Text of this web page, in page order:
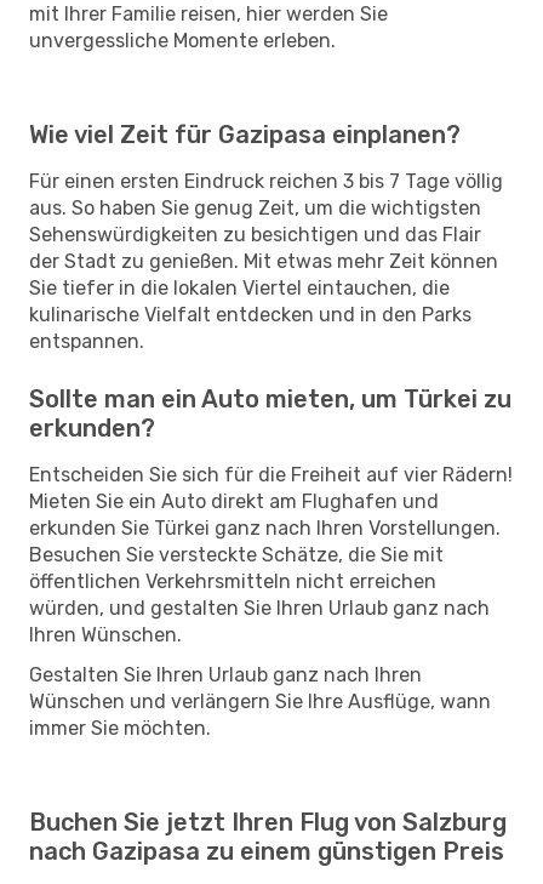
mit Ihrer Familie reisen, hier werden Sie
unvergessliche Momente erleben.
Wie viel Zeit für Gazipasa einplanen?
Für einen ersten Eindruck reichen 3 bis 7 Tage völlig
aus. So haben Sie genug Zeit, um die wichtigsten
Sehenswürdigkeiten zu besichtigen und das Flair
der Stadt zu genießen. Mit etwas mehr Zeit können
Sie tiefer in die lokalen Viertel eintauchen, die
kulinarische Vielfalt entdecken und in den Parks
entspannen.
Sollte man ein Auto mieten, um Türkei zu
erkunden?
Entscheiden Sie sich für die Freiheit auf vier Rädern!
Mieten Sie ein Auto direkt am Flughafen und
erkunden Sie Türkei ganz nach Ihren Vorstellungen.
Besuchen Sie versteckte Schätze, die Sie mit
öffentlichen Verkehrsmitteln nicht erreichen
würden, und gestalten Sie Ihren Urlaub ganz nach
Ihren Wünschen.
Gestalten Sie Ihren Urlaub ganz nach Ihren
Wünschen und verlängern Sie Ihre Ausflüge, wann
immer Sie möchten.
Buchen Sie jetzt Ihren Flug von Salzburg
nach Gazipasa zu einem günstigen Preis